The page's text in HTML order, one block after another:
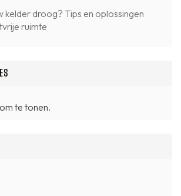
kelder droog? Tips en oplossingen
ruimte
te tonen.